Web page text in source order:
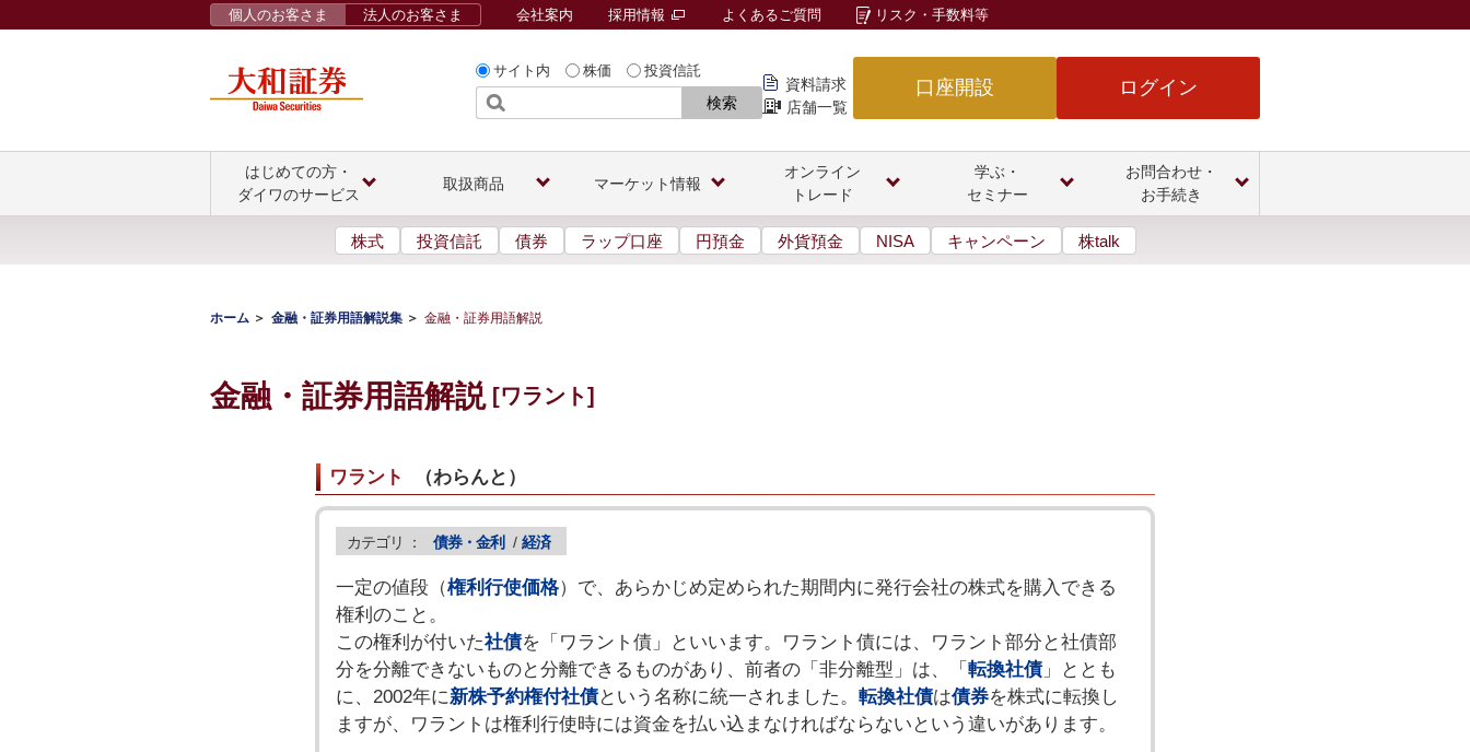
サイト内 株価 投資信託
検索
資料請求
店舗一覧
口座開設 ログイン
個人のお客さま 法人のお客さま 会社案内 採用情報 よくあるご質問 リスク・手数料等
はじめての方・
ダイワのサービス
取扱商品 マーケット情報
オンライン
トレード
学ぶ・
セミナー
お問合わせ・
お手続き
株式 投資信託 債券 ラップ口座 円預金 外貨預金 NISA キャンペーン 株talk
ホーム 金融・証券用語解説集 金融・証券用語解説
金融・証券用語解説 [ワラント]
ワラント （わらんと ）
カテゴリ ： 債券・金利 / 経済
一定の値段（権利行使価格）で、あらかじめ定められた期間内に発行会社の株式を購入できる
権利のこと。
この権利が付いた社債を「ワラント債」といいます。ワラント債には、ワラント部分と社債部
分を分離できないものと分離できるものがあり、前者の「非分離型」は、「 転換社債」ととも
に、2002年に新株予約権付社債という名称に統一されました。 転換社債は債券を株式に転換し
ますが、ワラントは権利行使時には資金を払い込まなければならないという違いがあります。